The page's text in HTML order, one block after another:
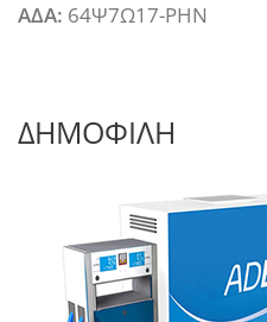
ΑΔΑ: 64Ψ7Ω17-ΡΗΝ
ΔΗΜΟΦΙΛΗ